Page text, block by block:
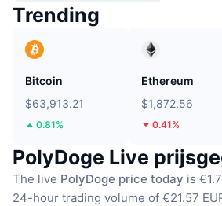
Trending
Bitcoin
$63,913.21
0.81%
Ethereum
$1,872.56
0.41%
PolyDoge Live
The live PolyDoge price today is
24-hour trading volume of €21.57